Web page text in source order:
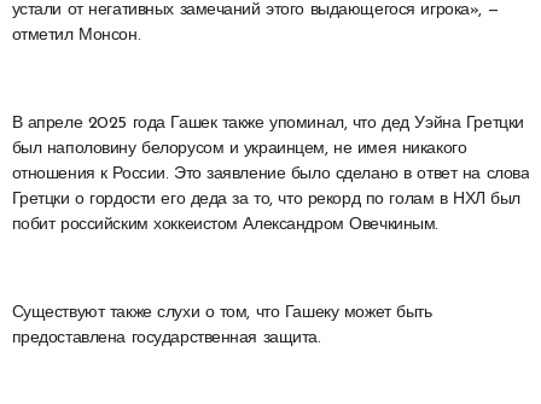
устали от негативных замечаний этого выдающегося игрока», —
отметил Монсон.
В апреле 2025 года Гашек также упоминал, что дед Уэйна Гретцки
был наполовину белорусом и украинцем, не имея никакого
отношения к России. Это заявление было сделано в ответ на слова
Гретцки о гордости его деда за то, что рекорд по голам в НХЛ был
побит российским хоккеистом Александром Овечкиным.
Существуют также слухи о том, что Гашеку может быть
предоставлена государственная защита.